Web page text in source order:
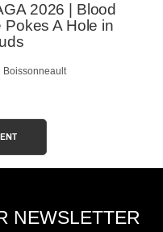
2026 | Blood
Pokes A Hole in
Boissonneault
NEWSLETTER